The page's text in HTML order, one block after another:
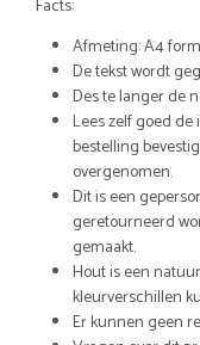
Facts:
Afmeting: A4
De tekst wordt
Des te langer de
Lees zelf goed
bestelling
overgenomen.
Dit is een
geretourneerd
gemaakt.
Hout is een
kleurverschillen
Er kunnen geen